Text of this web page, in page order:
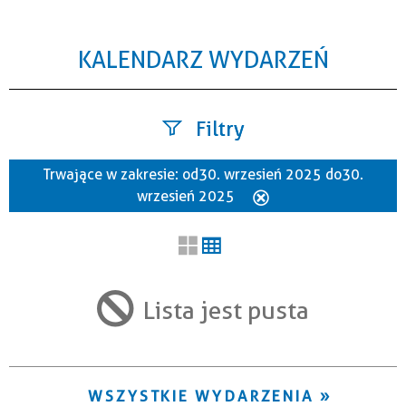
KALENDARZ WYDARZEŃ
Filtry
Szukana fraza
Trwające w zakresie
Trwające w zakresie: od 30. wrzesień 2025 do 30.
wrzesień 2025
Lista jest pusta
WSZYSTKIE WYDARZENIA